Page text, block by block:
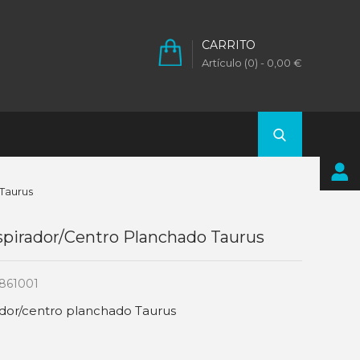
CARRITO
Artículo (0) - 0,00 €
centro Planchado Taurus
centro planchado Taurus